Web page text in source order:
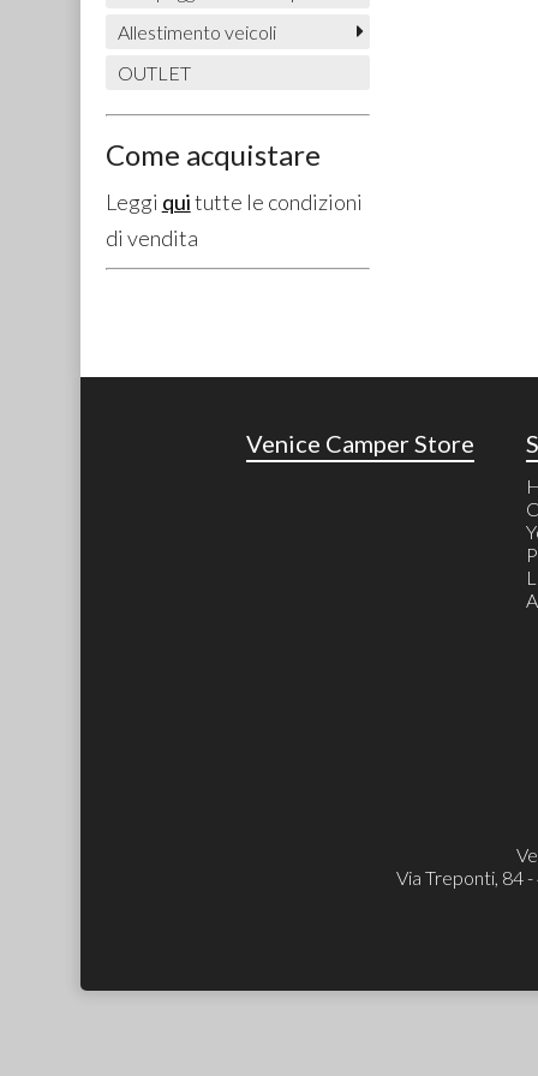
Allestimento veicoli
OUTLET
Come acquistare
Leggi quitutte le condizioni
di vendita
Venice Camper Store
Via Treponti, 84